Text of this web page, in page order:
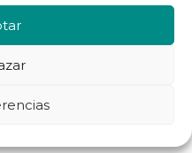
y contracultural
quiénes son los
más afectados: